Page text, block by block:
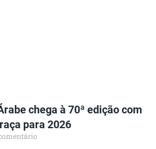
chega à 70ª edição com
para 2026